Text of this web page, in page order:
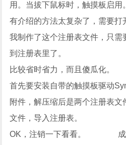
用。当拔下鼠标时，触摸板启用。
有介绍的方法太复杂了，需要打
我制作了这个注册表文件，只需
到注册表里了。
比较省时省力，而且傻瓜化。
首先要安装自带的触摸板驱动
附件，解压缩后是两个注册表
文件，导入注册表。
OK，注销一下看看。 成功